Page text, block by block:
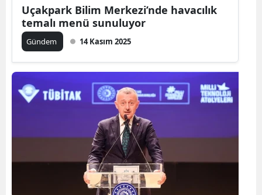
Uçakpark Bilim Merkezi’nde havacılık
temalı menü sunuluyor
Gündem 14 Kasım 2025